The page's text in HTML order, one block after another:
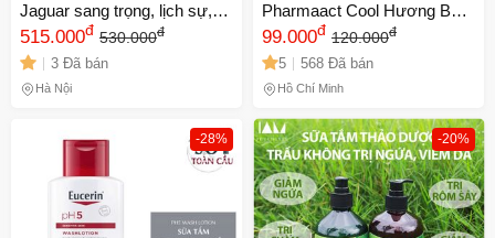
Jaguar sang trọng, lịch sự,
mùi thơm quyến rũ, chai to
400ml
515.000đ 530.000đ
3 Đã bán
Hà Nội
Pharmaact Cool Hương Bạc
Hà Mát Lạnh - Chai 550ml
Làm Sạch Da, Đem Lại Cảm
Giác Thoải Mái, Sang Trọng
Nhật Bản
99.000đ 120.000đ
5 568 Đã bán
Hồ Chí Minh
-28% -20%